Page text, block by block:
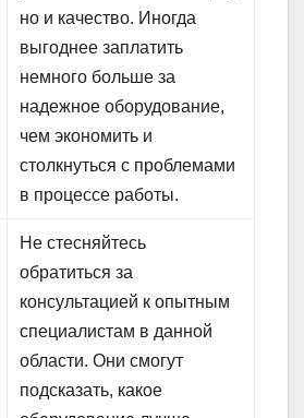
но и качество. Иногда
выгоднее заплатить
немного больше за
надежное оборудование,
чем экономить и
столкнуться с проблемами
в процессе работы.
Не стесняйтесь
обратиться за
консультацией к опытным
специалистам в данной
области. Они смогут
подсказать, какое